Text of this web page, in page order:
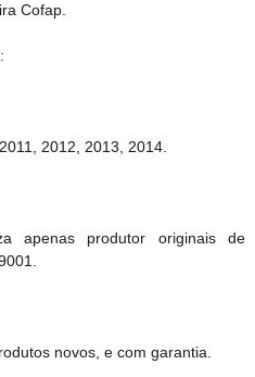
Cofap.
2012, 2013, 2014.
apenas produtor originais de
novos, e com garantia.